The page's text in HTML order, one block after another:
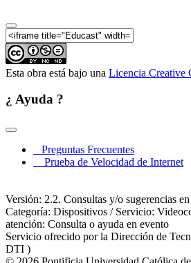
Kawsaypacha 2017: Por un
sostenible (Parte 10)
sostenible (Parte 11)
Kawsaypacha 2017: Por un
sostenible (Parte 15)
Kawsaypacha 2017: Por un
sostenible (Parte 16)
Kawsaypacha 2017: Por un
Esta obra está bajo una Licencia Creative
¿ Ayuda ?
Preguntas Frecuentes
Prueba de Velocidad de Internet
Versión: 2.2. Consultas y/o sugerencias
Categoría: Dispositivos / Servicio:
atención: Consulta o ayuda en evento
Servicio ofrecido por la Dirección de
DTI )